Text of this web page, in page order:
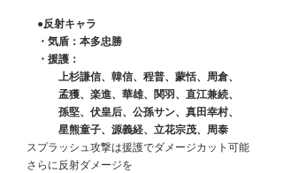
●反射キャラ
・気盾：本多忠勝
・援護：
上杉謙信、韓信、程普、蒙恬、周倉、
孟獲、楽進、華雄、関羽、直江兼続、
孫堅、伏皇后、公孫サン、真田幸村、
星熊童子、源義経、立花宗茂、周泰
スプラッシュ攻撃は援護でダメージカット可能
さらに反射ダメージを